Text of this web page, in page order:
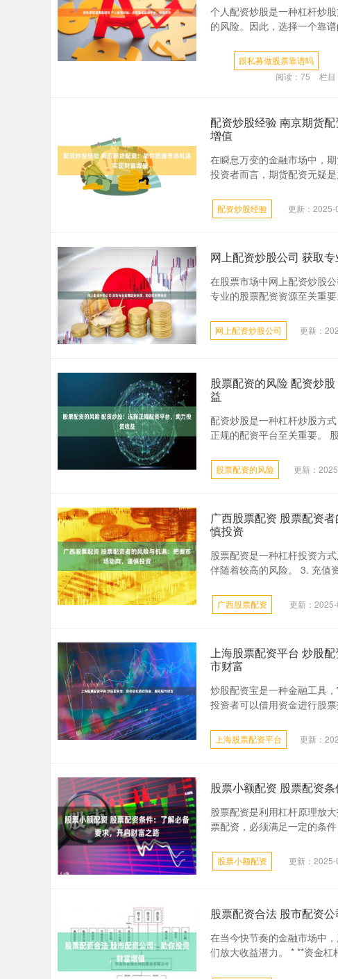
个人配资炒股是一种杠杆炒
的风险。因此，选择一个靠
跟私募做股票靠谱吗
阅读： 75 栏目
配资炒股经验 南京期货
增值
在瞬息万变的金融市场中，
投资者而言，期货配资无疑
配资炒股经验 更新：2025-
网上配资炒股公司 获取
在股票市场中网上配资炒股
专业的股票配资资源至关重
网上配资炒股公司 更新：
股票配资的风险 配资炒
益
配资炒股是一种杠杆炒股方
正规的配资平台至关重要。
股票配资的风险 更新：
广西股票配资 股票配资
慎投资
股票配资是一种杠杆投资方
伴随着较高的风险。 3. 充值
广西股票配资 更新：
上海股票配资平台 炒股
市财富
炒股配资宝是一种金融工具
投资者可以借用资金进行股
上海股票配资平台 更新：
股票小额配资 股票配资
股票配资是利用杠杆原理放
票配资，必须满足一定的条
股票小额配资 更新：
股票配资合法 股市配资
在当今快节奏的金融市场中
们放大收益潜力。 * **资金